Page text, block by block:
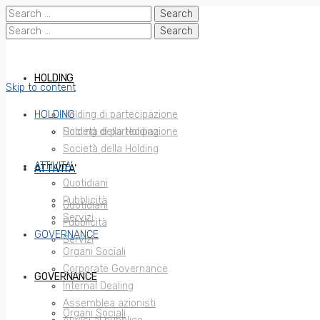
Search
for:
Search
HOLDING
Holding di partecipazione
Società della Holding
ATTIVITA’
Quotidiani
Pubblicità
Servizi
GOVERNANCE
Organi Sociali
Skip to content
HOLDING
Holding di partecipazione
Società della Holding
ATTIVITA’
Quotidiani
Pubblicità
Servizi
GOVERNANCE
Organi Sociali
Corporate Governance
Internal Dealing
Assemblea azionisti